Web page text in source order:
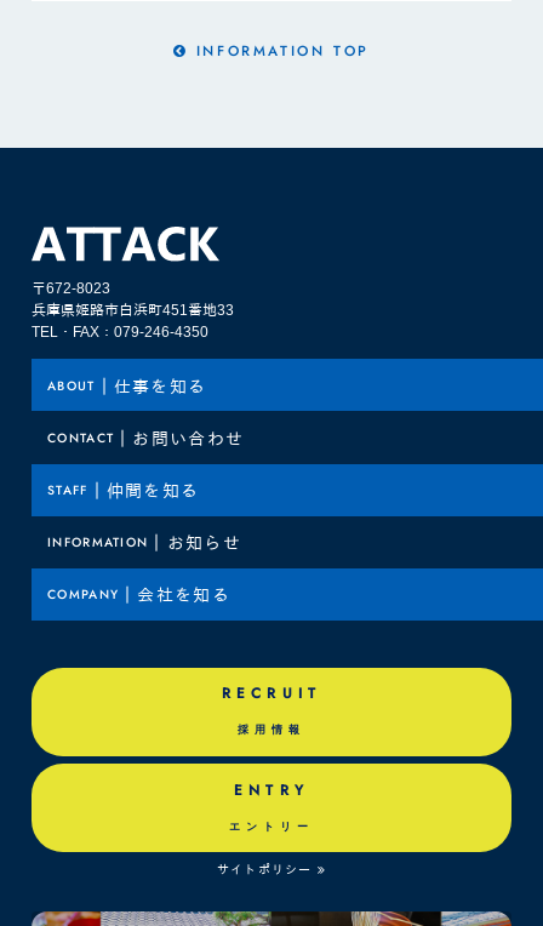
INFORMATION TOP
〒672-8023
兵庫県姫路市白浜町451番地33
TEL・FAX：079-246-4350
ABOUT 仕事を知る
CONTACT お問い合わせ
STAFF 仲間を知る
INFORMATION お知らせ
COMPANY 会社を知る
RECRUIT
採用情報
ENTRY
エントリー
サイトポリシー